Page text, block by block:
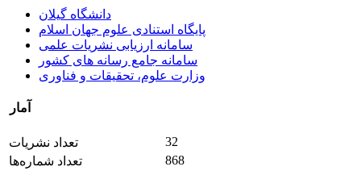
دانشگاه گیلان
پایگاه استنادی علوم جهان اسلام
سامانه ارزیابی نشریات علمی
سامانه جامع رسانه های کشور
وزارت علوم، تحقیقات و فناوری
آمار
تعداد نشریات
32
تعداد شماره‌ها
868